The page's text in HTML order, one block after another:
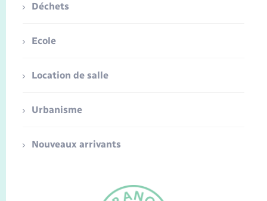
Déchets
Ecole
Location de salle
Urbanisme
Nouveaux arrivants